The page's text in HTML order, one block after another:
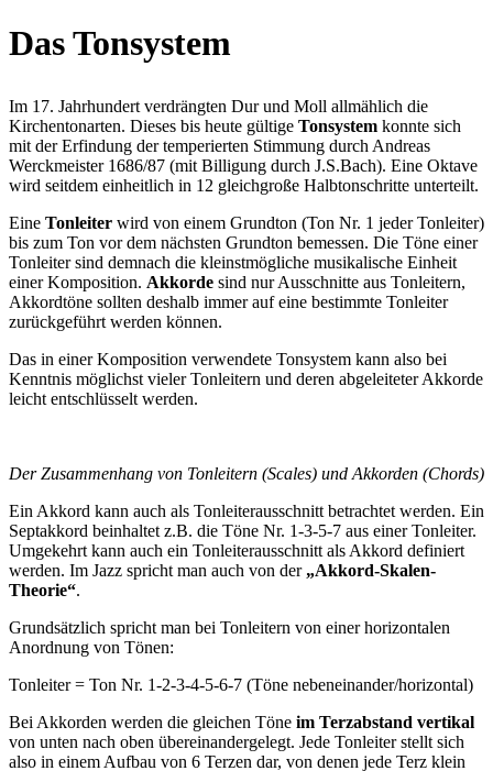
Das Tonsystem
Im 17. Jahrhundert verdrängten Dur und Moll allmählich die
Kirchentonarten. Dieses bis heute gültige Tonsystem konnte sich
mit der Erfindung der temperierten Stimmung durch Andreas
Werckmeister 1686/87 (mit Billigung durch J.S.Bach). Eine Oktave
wird seitdem einheitlich in 12 gleichgroße Halbtonschritte unterteilt.
Eine Tonleiter wird von einem Grundton (Ton Nr. 1 jeder Tonleiter)
bis zum Ton vor dem nächsten Grundton bemessen. Die Töne einer
Tonleiter sind demnach die kleinstmögliche musikalische Einheit
einer Komposition. Akkorde sind nur Ausschnitte aus Tonleitern,
Akkordtöne sollten deshalb immer auf eine bestimmte Tonleiter
zurückgeführt werden können.
Das in einer Komposition verwendete Tonsystem kann also bei
Kenntnis möglichst vieler Tonleitern und deren abgeleiteter Akkorde
leicht entschlüsselt werden.
Der Zusammenhang von Tonleitern (Scales) und Akkorden (Chords)
Ein Akkord kann auch als Tonleiterausschnitt betrachtet werden. Ein
Septakkord beinhaltet z.B. die Töne Nr. 1-3-5-7 aus einer Tonleiter.
Umgekehrt kann auch ein Tonleiterausschnitt als Akkord definiert
werden. Im Jazz spricht man auch von der „Akkord-Skalen-
Theorie“.
Grundsätzlich spricht man bei Tonleitern von einer horizontalen
Anordnung von Tönen:
Tonleiter = Ton Nr. 1-2-3-4-5-6-7 (Töne nebeneinander/horizontal)
Bei Akkorden werden die gleichen Töne im Terzabstand vertikal
von unten nach oben übereinandergelegt. Jede Tonleiter stellt sich
also in einem Aufbau von 6 Terzen dar, von denen jede Terz klein